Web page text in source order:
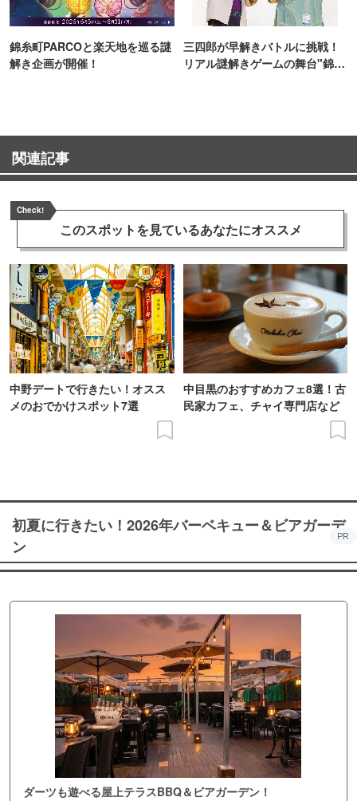
錦糸町PARCOと楽天地を巡る謎
解き企画が開催！
三四郎が早解きバトルに挑戦！
リアル謎解きゲームの舞台"錦糸
関連記事
Check!
このスポットを見ているあなたにオススメ
中野デートで行きたい！オスス
メのおでかけスポット7選
中目黒のおすすめカフェ8選！古
民家カフェ、チャイ専門店など
初夏に行きたい！2026年バーベキュー＆ビアガーデ
ン
PR
ダーツも遊べる屋上テラスBBQ＆ビアガーデン！